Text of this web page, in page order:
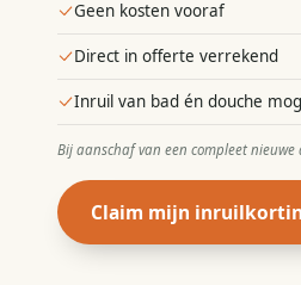
Geen kosten vooraf
Direct in offerte verrekend
Inruil van bad én douche
Bij aanschaf van een compleet
Claim mijn